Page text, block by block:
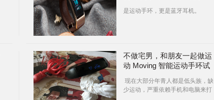
是运动手环，更是蓝牙耳机。
不做宅男，和朋友一起做运
动 Moving 智能运动手环试
现在大部分年青人都是低头族，缺
少运动，严重依赖手机和电脑来打